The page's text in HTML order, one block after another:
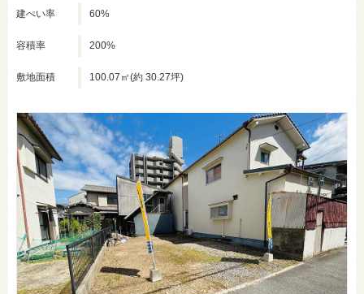
建ぺい率 60%
容積率 200%
敷地面積 100.07㎡(約 30.27坪)